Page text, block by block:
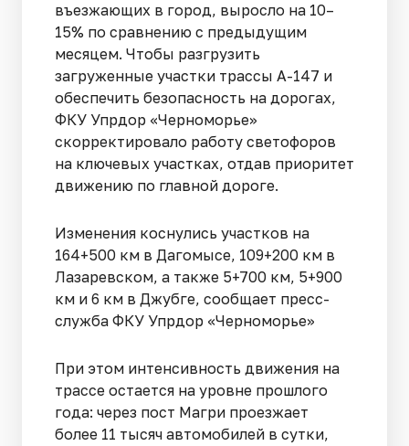
въезжающих в город, выросло на 10–
15% по сравнению с предыдущим
месяцем. Чтобы разгрузить
загруженные участки трассы А-147 и
обеспечить безопасность на дорогах,
ФКУ Упрдор «Черноморье»
скорректировало работу светофоров
на ключевых участках, отдав приоритет
движению по главной дороге.
Изменения коснулись участков на
164+500 км в Дагомысе, 109+200 км в
Лазаревском, а также 5+700 км, 5+900
км и 6 км в Джубге, сообщает пресс-
служба ФКУ Упрдор «Черноморье»
При этом интенсивность движения на
трассе остается на уровне прошлого
года: через пост Магри проезжает
более 11 тысяч автомобилей в сутки,